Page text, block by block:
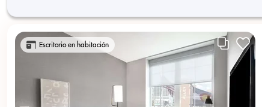
Escritorio en habitación